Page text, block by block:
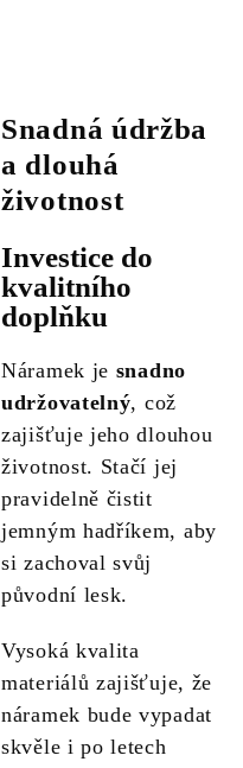
Snadná údržba
a dlouhá
životnost
Investice do
kvalitního
doplňku
Náramek je snadno
udržovatelný, což
zajišťuje jeho dlouhou
životnost. Stačí jej
pravidelně čistit
jemným hadříkem, aby
si zachoval svůj
původní lesk.
Vysoká kvalita
materiálů zajišťuje, že
náramek bude vypadat
skvěle i po letech